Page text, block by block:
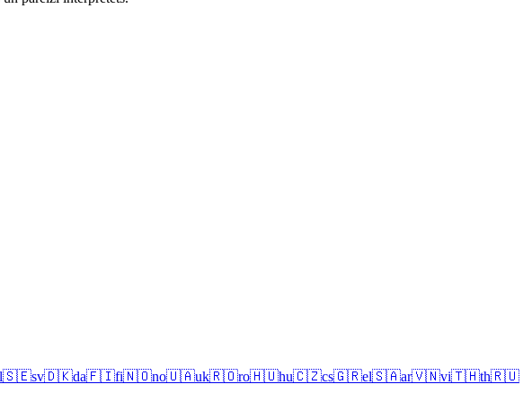
🇸🇪sv🇩🇰da🇫🇮fi🇳🇴no🇺🇦uk🇷🇴ro🇭🇺hu🇨🇿cs🇬🇷el🇸🇦ar🇻🇳vi🇹🇭th🇷🇺